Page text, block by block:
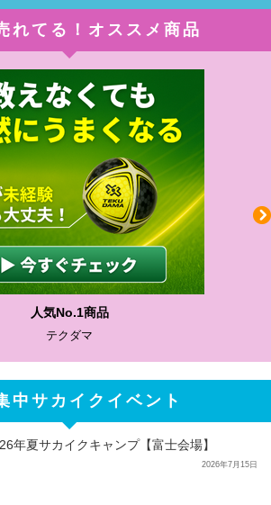
れてる！オススメ商品
人気No.1商品
テクダマ
中サカイクイベント
年夏サカイクキャンプ【富士会場】
2026年7月15日